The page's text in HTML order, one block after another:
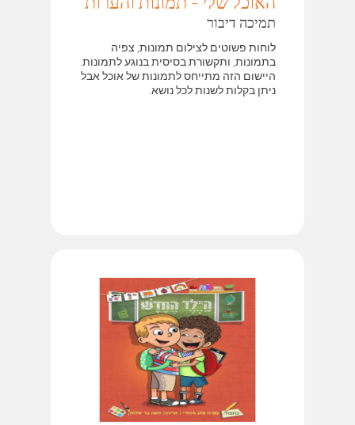
תמיכה דיבור
לוחות פשוטים לצילום תמונות, צפיה
בתמונות, ותקשורת בסיסית בנוגע לתמונות.
היישום הזה מתייחס לתמונות של אוכל אבל
ניתן בקלות לשנות לכל נושא.